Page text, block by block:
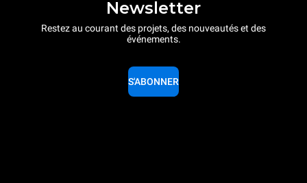
Newsletter
Restez au courant des projets, des nouveautés et des
événements.
S'ABONNER